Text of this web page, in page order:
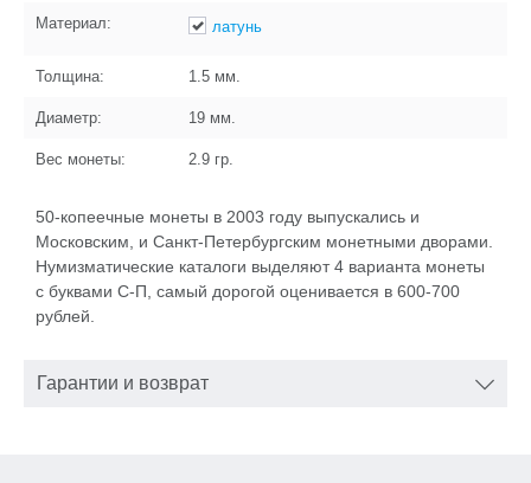
Материал: латунь
Толщина: 1.5 мм.
Диаметр: 19 мм.
Вес монеты: 2.9 гр.
50-копеечные монеты в 2003 году выпускались и
Московским, и Санкт-Петербургским монетными дворами.
Нумизматические каталоги выделяют 4 варианта монеты
с буквами С-П, самый дорогой оценивается в 600-700
рублей.
Гарантии и возврат